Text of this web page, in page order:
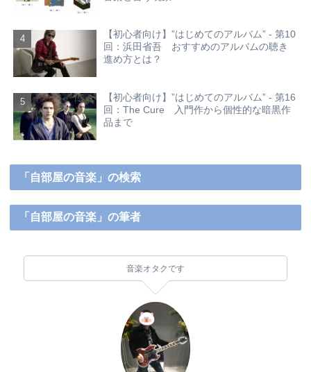
【初心者向け】”はじめてのアルバム” - 第10
回：浜田省吾 おすすめのアルバムの聴き
進め方とは？
【初心者向け】”はじめてのアルバム” - 第16
回：The Cure 入門作から個性的な暗黒作
品まで
「自部屋の音楽」の検索
「自部屋の音楽」の筆者
音楽オタクです